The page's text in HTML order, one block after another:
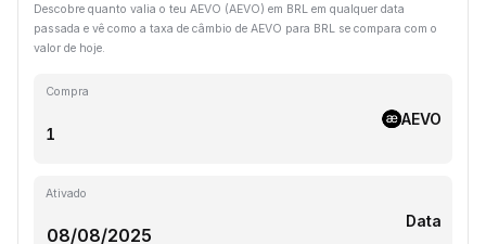
Descobre quanto valia o teu AEVO (AEVO) em BRL em qualquer data
passada e vê como a taxa de câmbio de AEVO para BRL se compara com o
valor de hoje.
Compra
AEVO
Ativado
Data